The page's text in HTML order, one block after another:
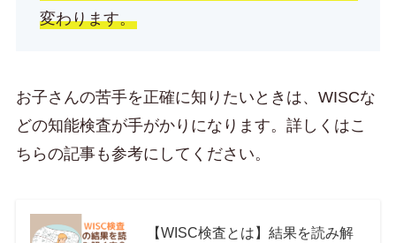
変わります。
お子さんの苦手を正確に知りたいときは、WISCな
どの知能検査が手がかりになります。詳しくはこ
ちらの記事も参考にしてください。
【WISC検査とは】結果を読み解